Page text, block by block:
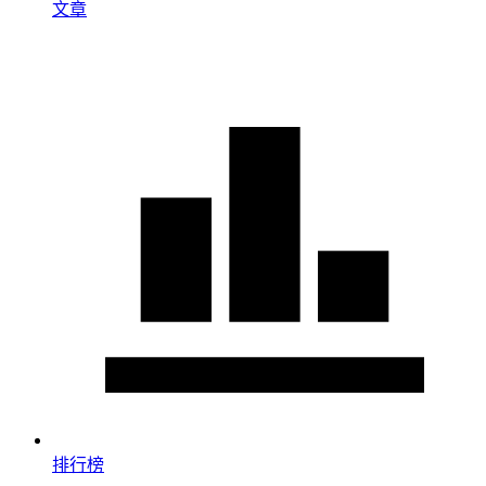
文章
排行榜